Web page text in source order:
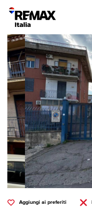
Aggiungi ai preferiti